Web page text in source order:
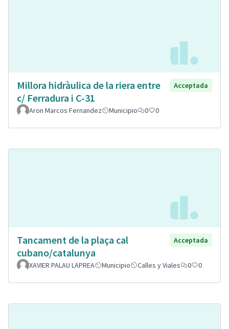
Millora hidràulica de la riera entre
c/ Ferradura i C-31
Acceptada
Aron Marcos Fernandez Municipio 0 0
Tancament de la plaça cal
cubano/catalunya
Acceptada
XAVIER PALAU LAPREA Municipio Calles y Viales 0 0